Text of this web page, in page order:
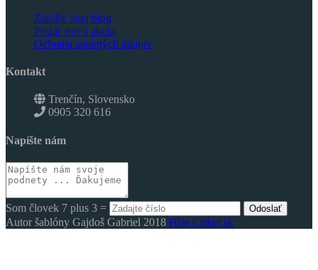
Založiť svoj blog
Pridať novú akciu
Ochrana osobných údajov
Kontakt
Trenčín, Slovensko
0905 320 616
Napíšte nám
Som človek 7 plus 3 = Odoslať
Autor šablóny Gajdoš Gabriel 2018 Hlas Cirkvi.sk